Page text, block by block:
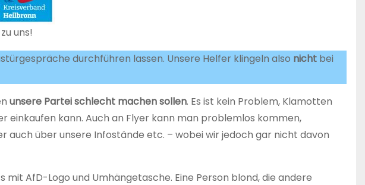
uns!
durchführen lassen. Unsere Helfer klingeln also nicht bei
unsere Partei schlecht machen sollen. Es ist kein Problem, Klamotten
einkaufen kann. Auch an Flyer kann man problemlos kommen,
auch über unsere Infostände etc. – wobei wir jedoch gar nicht davon
AfD-Logo und Umhängetasche. Eine Person blond, die andere